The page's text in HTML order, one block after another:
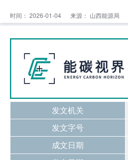
时间： 2026-01-04 来源： 山西能源局
发文机关
发文字号
成文日期